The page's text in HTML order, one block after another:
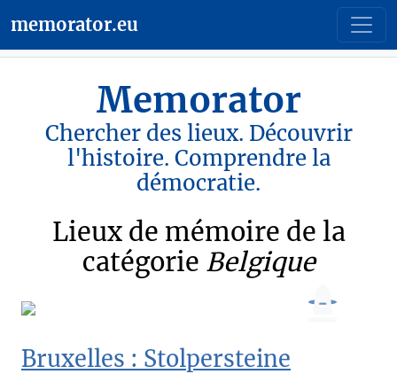
memorator.eu
Memorator
Chercher des lieux. Découvrir
l'histoire. Comprendre la
démocratie.
Lieux de mémoire de la
catégorie Belgique
Bruxelles : Stolpersteine